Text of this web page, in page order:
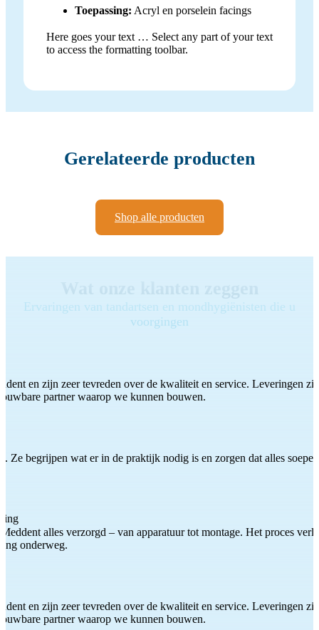
Toepassing: Acryl en porselein facings
Here goes your text … Select any part of your text
to access the formatting toolbar.
Gerelateerde producten
Shop alle producten
Ervaringen van tandartsen en mondhygiënisten die u
voorgingen
en zijn zeer tevreden over de kwaliteit en service. Leveringen
partner waarop we kunnen bouwen.
Ze begrijpen wat er in de praktijk nodig is en zorgen dat alles
alles verzorgd – van apparatuur tot montage. Het proces
onderweg.
en zijn zeer tevreden over de kwaliteit en service. Leveringen
partner waarop we kunnen bouwen.